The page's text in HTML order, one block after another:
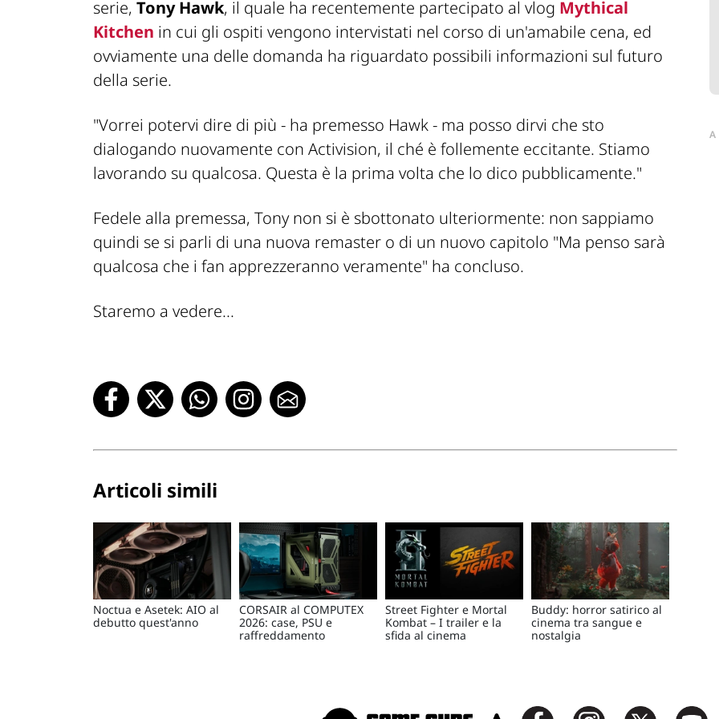
serie, Tony Hawk, il quale ha recentemente partecipato al vlog Mythical
Kitchen in cui gli ospiti vengono intervistati nel corso di un'amabile cena, ed
ovviamente una delle domanda ha riguardato possibili informazioni sul futuro
della serie.
"Vorrei potervi dire di più - ha premesso Hawk- ma posso dirvi che sto
dialogando nuovamente con Activision, il ché è follemente eccitante. Stiamo
lavorando su qualcosa. Questa è la prima volta che lo dico pubblicamente."
Fedele alla premessa, Tony non si è sbottonato ulteriormente: non sappiamo
quindi se si parli di una nuova remaster o di un nuovo capitolo "Ma penso sarà
qualcosa che i fan apprezzeranno veramente" ha concluso.
Staremo a vedere...
Articoli simili
Noctua e Asetek: AIO al
debutto quest'anno
CORSAIR al COMPUTEX
2026: case, PSU e
raffreddamento
Street Fighter e Mortal
Kombat – I trailer e la
sfida al cinema
Buddy: horror satirico al
cinema tra sangue e
nostalgia